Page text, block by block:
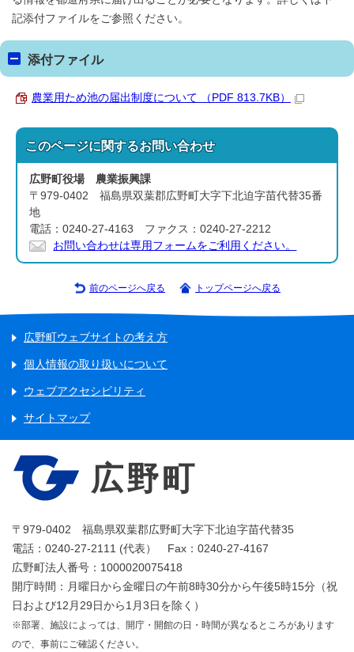
記添付ファイルをご参照ください。
添付ファイル
農業用ため池の届出制度について （PDF 813.7KB）
このページに関するお問い合わせ
広野町役場 農業振興課
〒979-0402 福島県双葉郡広野町大字下北迫字苗代替35番
地
電話：0240-27-4163 ファクス：0240-27-2212
お問い合わせは専用フォームをご利用ください。
前のページへ戻る トップページへ戻る
広野町ウェブサイトの考え方
個人情報の取り扱いについて
ウェブアクセシビリティ
サイトマップ
広野町
〒979-0402 福島県双葉郡広野町大字下北迫字苗代替35
電話：0240-27-2111 (代表） Fax：0240-27-4167
広野町法人番号：1000020075418
開庁時間：月曜日から金曜日の午前8時30分から午後5時15分（祝
日および12月29日から1月3日を除く）
※部署、施設によっては、開庁・開館の日・時間が異なるところがあります
ので、事前にご確認ください。